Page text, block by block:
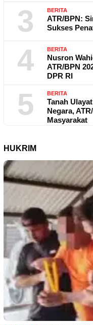
3 BERITA
ATR/BPN:
Sukses
4 BERITA
Nusron
ATR/BPN
DPR RI
5 BERITA
Tanah
Negara,
Masyarakat
HUKRIM